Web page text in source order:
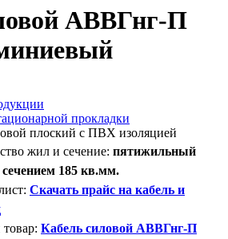
АВВГнг-П
прокладки
плоский с ПВХ изоляцией
жил и сечение: пятижильный
сечением 185 кв.мм.
Скачать прайс на кабель и
Кабель силовой АВВГнг-П